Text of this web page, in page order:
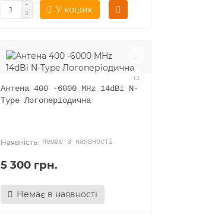
У кошик
Антена 400 -6000 MHz 14dBi N-
Type Логоперіодична
Немає в наявності
5 300 грн.
Немає в наявності